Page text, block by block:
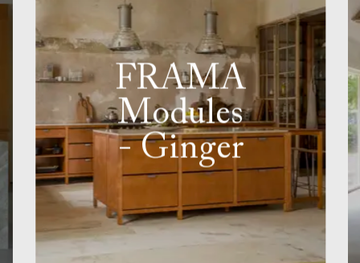
FRAMA
Modules
- Ginger